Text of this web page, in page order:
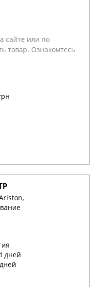
сайте или по
товар. Ознакомтесь
дней